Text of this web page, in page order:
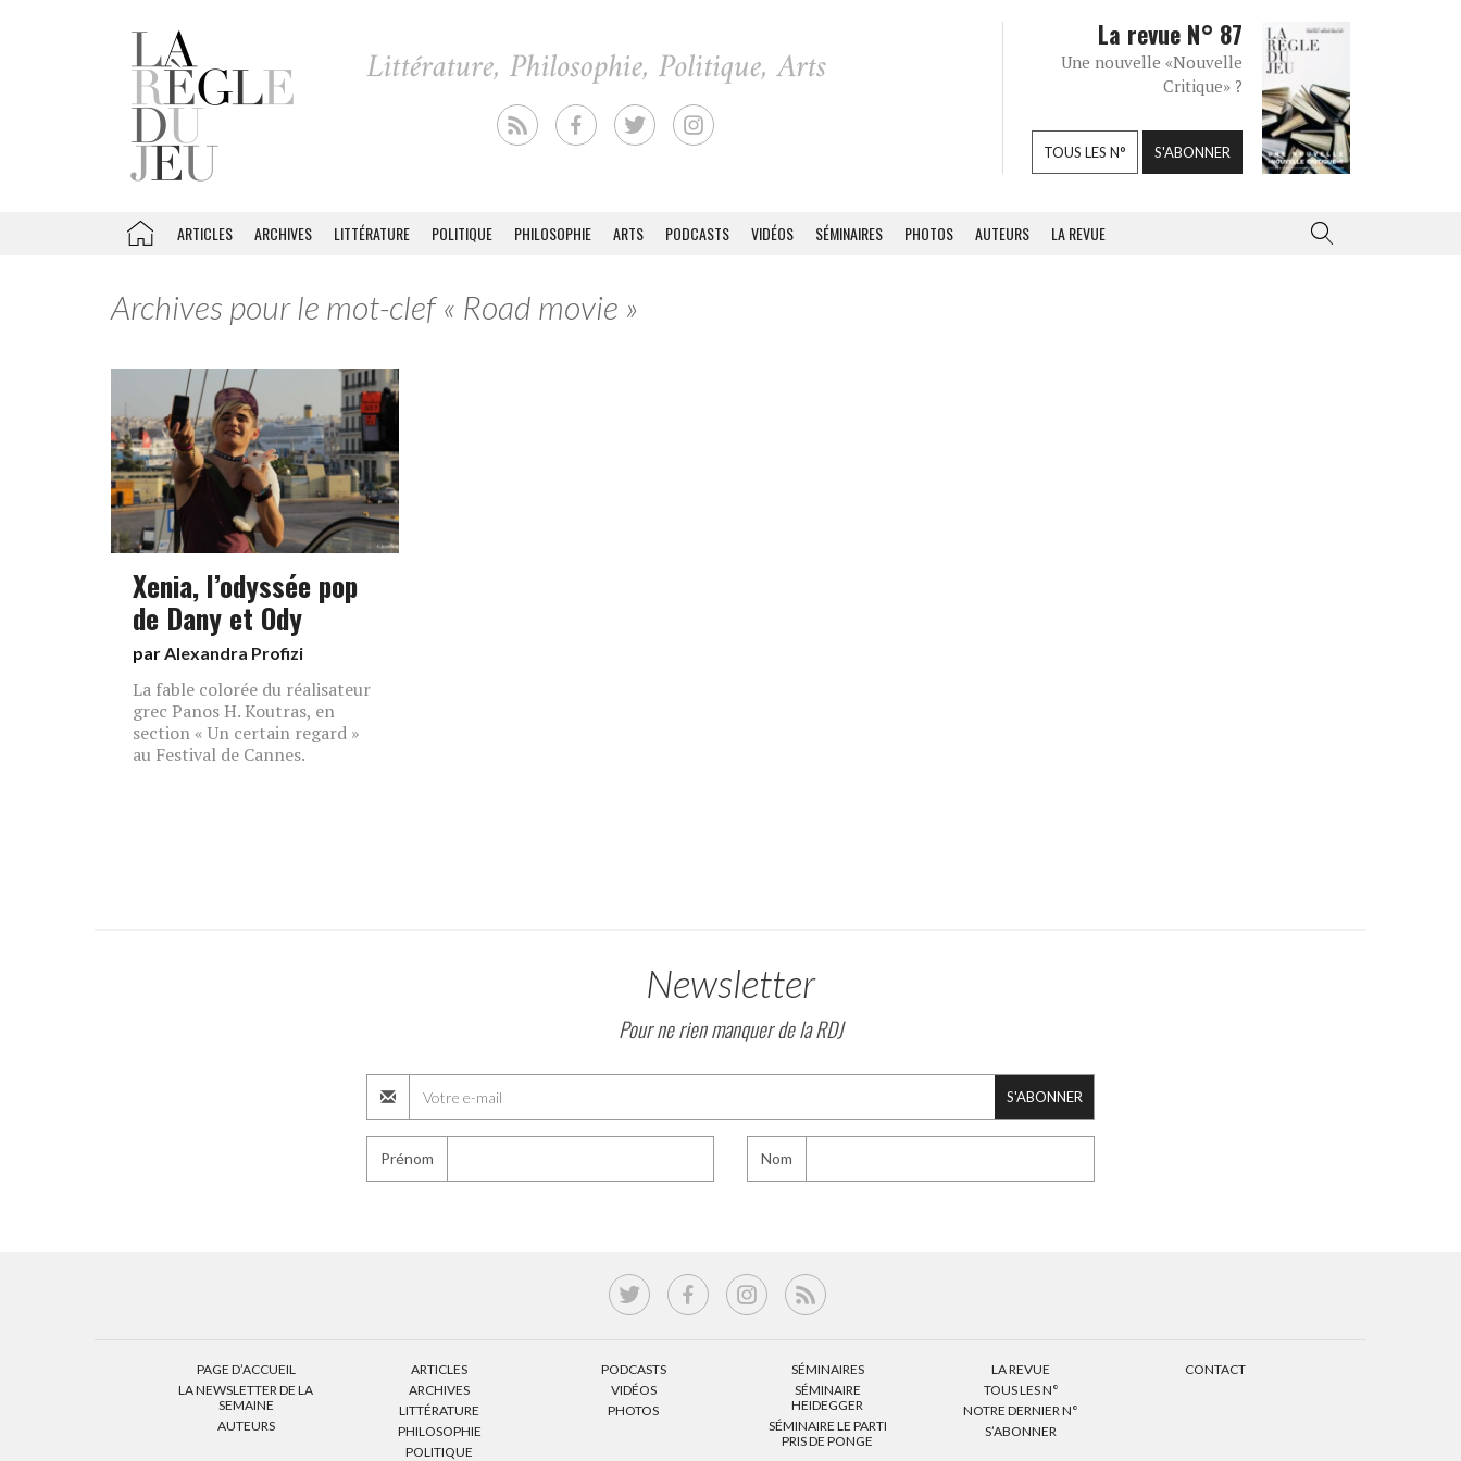
La revue N° 87
Une nouvelle «Nouvelle
Critique» ?
TOUS LES N° S'ABONNER
ARTICLES ARCHIVES LITTÉRATURE POLITIQUE PHILOSOPHIE ARTS PODCASTS VIDÉOS SÉMINAIRES PHOTOS AUTEURS LA REVUE
Archives pour le mot-clef « Road movie »
Xenia, l’odyssée pop
de Dany et Ody
parAlexandra Profizi
La fable colorée du réalisateur
grec Panos H. Koutras, en
section « Un certain regard »
au Festival de Cannes.
Newsletter
Pour ne rien manquer de la RDJ
S'ABONNER
Prénom Nom
PAGE D’ACCUEIL
LA NEWSLETTER DE LA
SEMAINE
AUTEURS
ARTICLES
ARCHIVES
LITTÉRATURE
PHILOSOPHIE
POLITIQUE
PODCASTS
VIDÉOS
PHOTOS
SÉMINAIRES
SÉMINAIRE
HEIDEGGER
SÉMINAIRE LE PARTI
PRIS DE PONGE
LA REVUE
TOUS LES N°
NOTRE DERNIER N°
S’ABONNER
CONTACT